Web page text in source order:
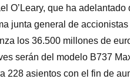
O’Leary, que ha
junta general de
los 36.500 millones de
serán del modelo B737
228 asientos con el fin de